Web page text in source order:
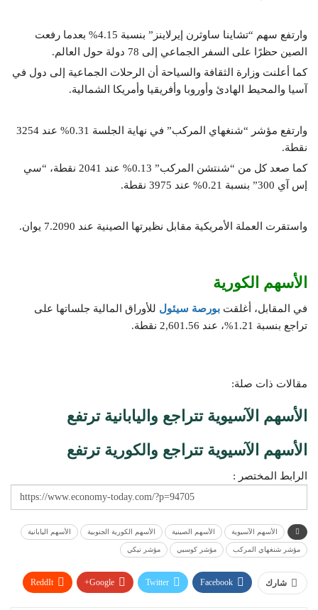
وارتفع سهم “تشاينا ساوثرن إيرلاينز” بنسبة 4.15% بعدما رفعت
الصين حظرًا على السفر الجماعي إلى 78 دولة حول العالم.
كما أعلنت وزارة الثقافة والسياحة أن الرحلات الجماعية إلى دول في
آسيا والمحيط الهادئ وأوروبا وأفريقيا وأمريكا الشمالية.
وارتفع مؤشر “شنغهاي المركب” في نهاية الجلسة 0.31% عند 3254
نقطة.
كما صعد كل من “شنتشن المركب” 0.13% عند 2041 نقطة، “سي
إس آي 300” بنسبة 0.21% عند 3975 نقطة.
واستقرت العملة الأمريكية مقابل نظيرتها الصينية عند 7.2090 يوان.
الأسهم الكورية
في المقابل، أغلقت بورصة سيئول للأوراق المالية جلساتها على
تراجع بنسبة 1.21%، عند 2,601.56 نقطة.
مقالات ذات صلة:
الأسهم الآسيوية تتراجع واليابانية ترتفع
الأسهم الآسيوية تتراجع والكورية ترتفع
الرابط المختصر :
الأسهم الآسيوية الأسهم الصينية الأسهم الكورية الجنوبية الأسهم اليابانية
مؤشر شنغهاي المركب مؤشر كوسبي مؤشر نيكي
شارك Facebook
Twitter
Google+
ReddIt